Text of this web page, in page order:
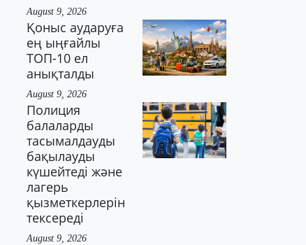
August 9, 2026
Қоныс аударуға
ең ыңғайлы
ТОП-10 ел
анықталды
August 9, 2026
Полиция
балаларды
тасымалдауды
бақылауды
күшейтеді және
лагерь
қызметкерлерін
тексереді
August 9, 2026